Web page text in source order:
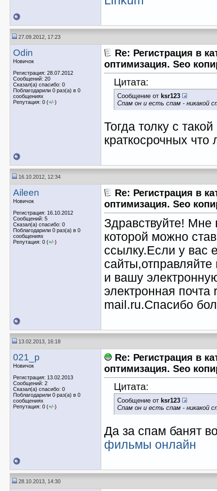
27.09.2012, 17:23
Odin
Новичок
Регистрация: 28.07.2012
Сообщений: 20
Сказал(а) спасибо: 0
Поблагодарили 0 раз(а) в 0
сообщениях
Репутация: 0 (+/-)
Re: Регистрация в
оптимизация. Seo
Цитата:
Сообщение от ksr123
Спам он и есть спам - никакой
Тогда толку с
краткосрочных что
16.10.2012, 12:34
Aileen
Новичок
Регистрация: 16.10.2012
Сообщений: 5
Сказал(а) спасибо: 0
Поблагодарили 0 раз(а) в 0
сообщениях
Репутация: 0 (+/-)
Re: Регистрация в
оптимизация. Seo
Здравствуйте! Мне
которой можно
ссылку.Если у вас
и вашу
электронная
mail.ru.Спасибо
13.02.2013, 16:18
021_p
Новичок
Регистрация: 13.02.2013
Сообщений: 2
Сказал(а) спасибо: 0
Поблагодарили 0 раз(а) в 0
сообщениях
Репутация: 0 (+/-)
Re: Регистрация в
оптимизация. Seo
Цитата:
Сообщение от ksr123
Спам он и есть спам - никакой
Да за спам банят
фильмы онлайн
28.10.2013, 14:30